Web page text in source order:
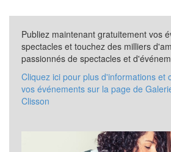
Publiez maintenant gratuitement vos
spectacles et touchez des milliers
passionnés de spectacles et
Cliquez ici pour plus d'informations et
vos événements sur la page de
Clisson